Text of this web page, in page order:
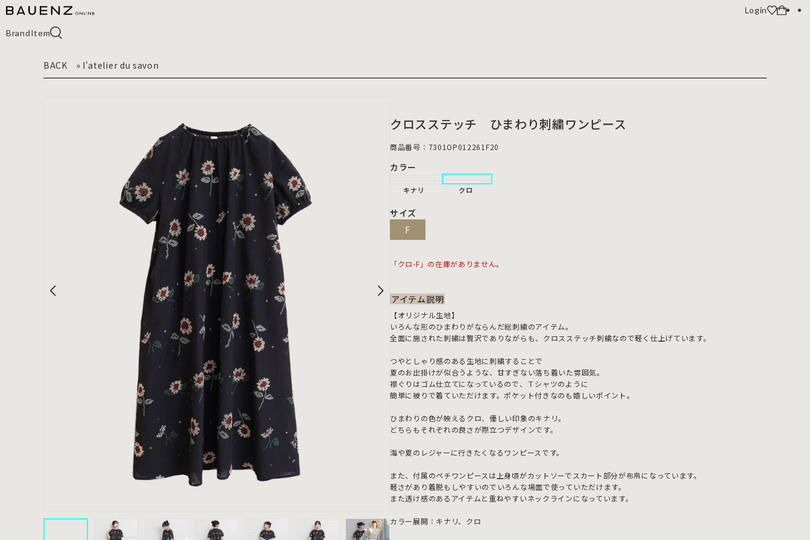
Login
BrandItem
BACK » l'atelier du savon
クロスステッチ ひまわり刺繍ワンピース
商品番号：7301OP012261F20
カラー
キナリ クロ
サイズ
F
「クロ-F」の在庫がありません。
アイテム説明
【オリジナル生地】
いろんな形のひまわりがならんだ総刺繍のアイテム。
全面に施された刺繍は贅沢でありながらも、クロスステッチ刺繍なので軽く仕上げています。
つやとしゃり感のある生地に刺繍することで
夏のお出掛けが似合うような、甘すぎない落ち着いた雰囲気。
襟ぐりはゴム仕立てになっているので、Ｔシャツのように
簡単に被りで着ていただけます。ポケット付きなのも嬉しいポイント。
ひまわりの色が映えるクロ、優しい印象のキナリ。
どちらもそれぞれの良さが際立つデザインです。
海や夏のレジャーに行きたくなるワンピースです。
また、付属のペチワンピースは上身頃がカットソーでスカート部分が布帛になっています。
軽さがあり着脱もしやすいのでいろんな場面で使っていただけます。
また透け感のあるアイテムと重ねやすいネックラインになっています。
カラー展開：キナリ、クロ